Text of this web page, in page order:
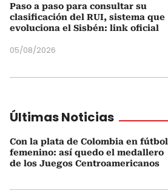
Paso a paso para consultar su
clasificación del RUI, sistema que
evoluciona el Sisbén: link oficial
05/08/2026
Últimas Noticias
Con la plata de Colombia en fútbol
femenino: así quedo el medallero
de los Juegos Centroamericanos